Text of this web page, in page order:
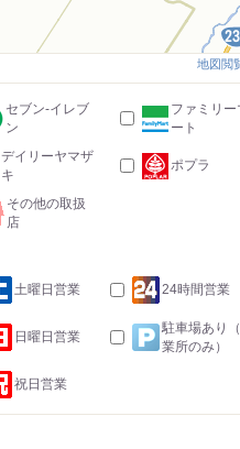
地図閲
セブン-イレブ
ン
ファミリー
ート
デイリーヤマザ
キ
ポプラ
その他の取扱
店
土曜日営業 24時間営業
日曜日営業
駐車場あり
業所のみ）
祝日営業